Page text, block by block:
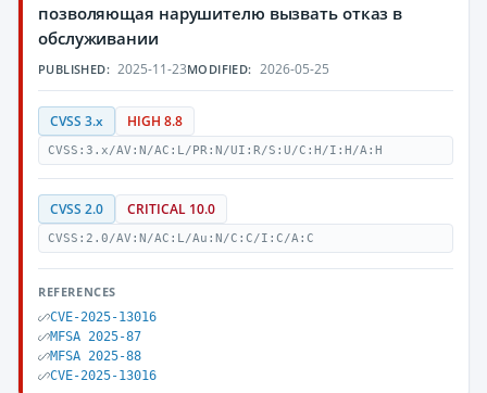
позволяющая нарушителю вызвать отказ в
обслуживании
PUBLISHED: 2025-11-23MODIFIED: 2026-05-25
CVSS 3.x HIGH 8.8
CVSS:3.x/AV:N/AC:L/PR:N/UI:R/S:U/C:H/I:H/A:H
CVSS 2.0 CRITICAL 10.0
CVSS:2.0/AV:N/AC:L/Au:N/C:C/I:C/A:C
REFERENCES
CVE-2025-13016
MFSA 2025-87
MFSA 2025-88
CVE-2025-13016